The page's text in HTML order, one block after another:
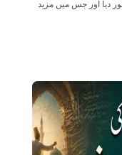
دیا اور جس میں مزید